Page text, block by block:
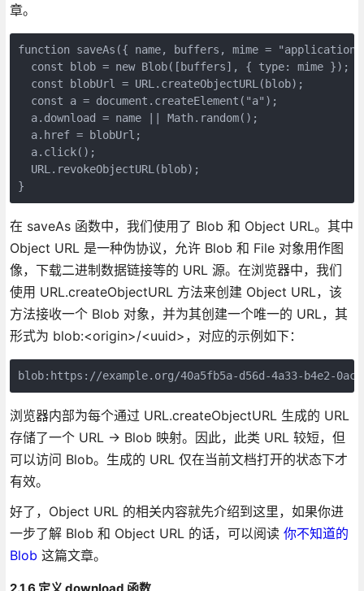
章。
function saveAs({ name, buffers, mime =
const blob = new Blob([buffers], { type: mime });
const blobUrl = URL.createObjectURL(blob);
const a = document.createElement("a");
a.download = name || Math.random();
a.href = blobUrl;
a.click();
URL.revokeObjectURL(blob);
}
在 saveAs 函数中，我们使用了 Blob 和 Object URL。其中
Object URL 是一种伪协议，允许 Blob 和 File 对象用作图
像，下载二进制数据链接等的 URL 源。在浏览器中，我们
使用 URL.createObjectURL 方法来创建 Object URL，该
方法接收一个 Blob 对象，并为其创建一个唯一的 URL，其
形式为 blob:<origin>/<uuid>，对应的示例如下：
blob:https://example.org/40a5fb5a-d56d-4a33-b4e2-
浏览器内部为每个通过 URL.createObjectURL 生成的 URL
存储了一个 URL → Blob 映射。因此，此类 URL 较短，但
可以访问 Blob。生成的 URL 仅在当前文档打开的状态下才
有效。
好了，Object URL 的相关内容就先介绍到这里，如果你进
一步了解 Blob 和 Object URL 的话，可以阅读 你不知道的
Blob 这篇文章。